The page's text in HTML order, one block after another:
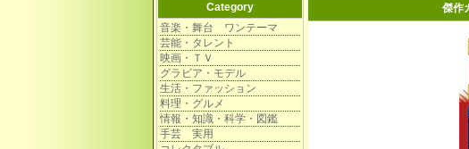
Category
音楽・舞台 ワンテーマ
芸能・タレント
映画・ＴＶ
グラビア・モデル
生活・ファッション
料理・グルメ
情報・知識・科学・図鑑
手芸 実用
傑作